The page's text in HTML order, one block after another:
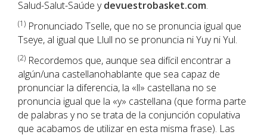
Salud-Salut-Saúde ydevuestrobasket.com.
(1) Pronunciado Tselle, que no se pronuncia igual que
Tseye, al igual que Llull no se pronuncia ni Yuy ni Yul.
(2) Recordemos que, aunque sea difícil encontrar a
algún/una castellanohablante que sea capaz de
pronunciar la diferencia, la «ll» castellana no se
pronuncia igual que la «y» castellana (que forma parte
de palabras y no se trata de la conjunción copulativa
que acabamos de utilizar en esta misma frase). Las